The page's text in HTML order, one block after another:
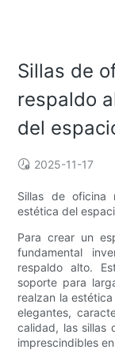
Sillas de
respaldo
del
2025-11-17
Sillas de oficina
estética del
Para crear un
fundamental
respaldo alto.
soporte para
realzan la
elegantes,
calidad, las sillas
imprescindibles